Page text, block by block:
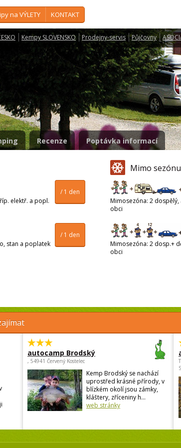
na VÝLETY KONTAKT
Kempy SLOVENSKO Prodejny-servis Půjčovny
Recenze Poptávka informací
/ 1 den
elektř. a popl.
/ 1 den
stan a poplatek
Mimo sezónu
Mimosezóna: 2
obci
Mimosezóna: 2 dosp.+
obci
autocamp Brodský
, 54941 Červený Kostelec
Kemp Brodský se nachází
uprostřed krásné přírody, v
blízkém okolí jsou zámky,
kláštery, zříceniny h...
web stránky